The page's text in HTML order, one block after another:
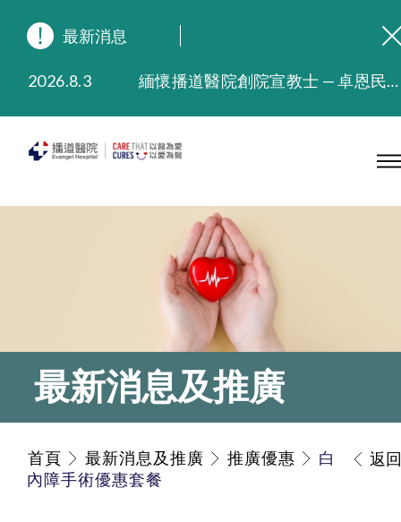
最新消息
2026.8.3
2026.3.20
晚間門診服務延長至晚上11時
2025.8.4
播道醫院體檢服務獲客戶正面評價
最新消息及推廣
首頁 最新消息及推廣 推廣優惠
白
內障手術優惠套餐
返回